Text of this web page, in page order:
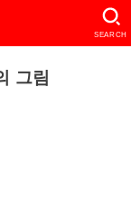
SEARCH
그림